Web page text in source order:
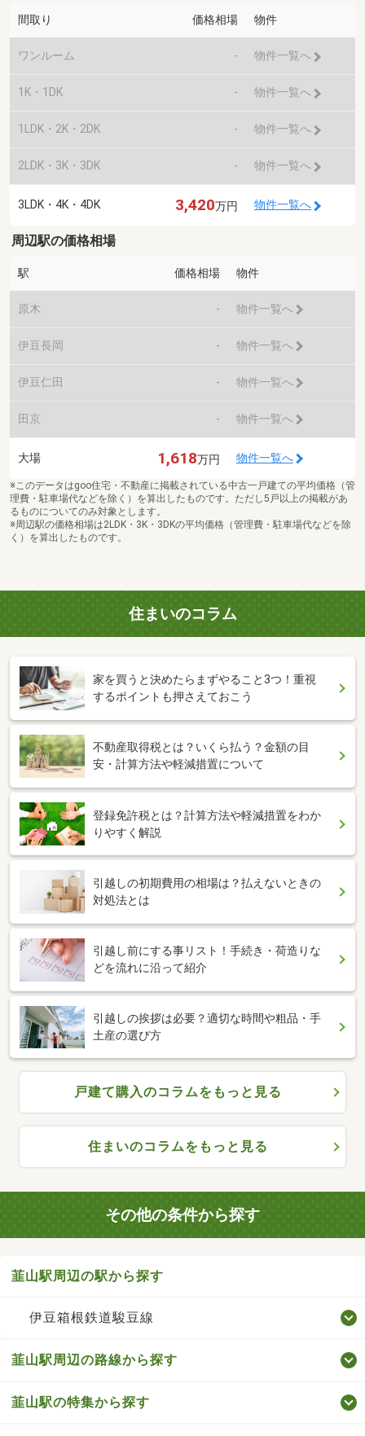
間取り 価格相場 物件
ワンルーム - 物件一覧へ
1K・1DK - 物件一覧へ
1LDK・2K・2DK - 物件一覧へ
2LDK・3K・3DK - 物件一覧へ
3LDK・4K・4DK 3,420万円 物件一覧へ
周辺駅の価格相場
駅 価格相場 物件
原木 - 物件一覧へ
伊豆長岡 - 物件一覧へ
伊豆仁田 - 物件一覧へ
田京 - 物件一覧へ
大場 1,618万円 物件一覧へ
※このデータはgoo住宅・不動産に掲載されている中古一戸建ての平均価格（管
理費・駐車場代などを除く）を算出したものです。ただし5戸以上の掲載があ
るものについてのみ対象とします。
※周辺駅の価格相場は2LDK・3K・3DKの平均価格（管理費・駐車場代などを除
く）を算出したものです。
住まいのコラム
家を買うと決めたらまずやること3つ！重視
するポイントも押さえておこう
不動産取得税とは？いくら払う？金額の目
安・計算方法や軽減措置について
登録免許税とは？計算方法や軽減措置をわか
りやすく解説
引越しの初期費用の相場は？払えないときの
対処法とは
引越し前にする事リスト！手続き・荷造りな
どを流れに沿って紹介
引越しの挨拶は必要？適切な時間や粗品・手
土産の選び方
戸建て購入のコラムをもっと見る
住まいのコラムをもっと見る
その他の条件から探す
韮山駅周辺の駅から探す
伊豆箱根鉄道駿豆線
韮山駅周辺の路線から探す
韮山駅の特集から探す